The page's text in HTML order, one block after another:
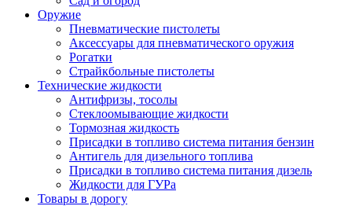
Оружие
Пневматические пистолеты
Аксессуары для пневматического оружия
Рогатки
Страйкбольные пистолеты
Технические жидкости
Антифризы, тосолы
Стеклоомывающие жидкости
Тормозная жидкость
Присадки в топливо система питания бензин
Антигель для дизельного топлива
Присадки в топливо система питания дизель
Жидкости для ГУРа
Товары в дорогу